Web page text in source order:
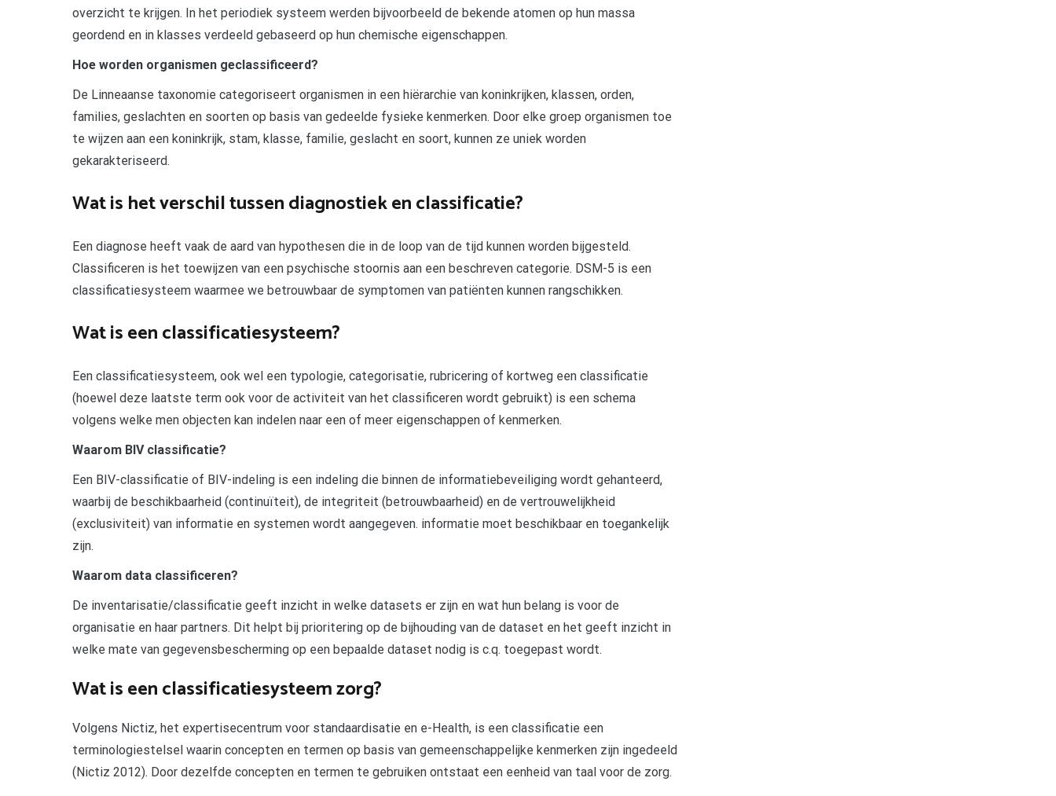
overzicht te krijgen. In het periodiek systeem werden bijvoorbeeld de bekende atomen op hun massa
geordend en in klasses verdeeld gebaseerd op hun chemische eigenschappen.
Hoe worden organismen geclassificeerd?
De Linneaanse taxonomie categoriseert organismen in een hiërarchie van koninkrijken, klassen, orden,
families, geslachten en soorten op basis van gedeelde fysieke kenmerken. Door elke groep organismen toe
te wijzen aan een koninkrijk, stam, klasse, familie, geslacht en soort, kunnen ze uniek worden
gekarakteriseerd.
Wat is het verschil tussen diagnostiek en classificatie?
Een diagnose heeft vaak de aard van hypothesen die in de loop van de tijd kunnen worden bijgesteld.
Classificeren is het toewijzen van een psychische stoornis aan een beschreven categorie. DSM-5 is een
classificatiesysteem waarmee we betrouwbaar de symptomen van patiënten kunnen rangschikken.
Wat is een classificatiesysteem?
Een classificatiesysteem, ook wel een typologie, categorisatie, rubricering of kortweg een classificatie
(hoewel deze laatste term ook voor de activiteit van het classificeren wordt gebruikt) is een schema
volgens welke men objecten kan indelen naar een of meer eigenschappen of kenmerken.
Waarom BIV classificatie?
Een BIV-classificatie of BIV-indeling is een indeling die binnen de informatiebeveiliging wordt gehanteerd,
waarbij de beschikbaarheid (continuïteit), de integriteit (betrouwbaarheid) en de vertrouwelijkheid
(exclusiviteit) van informatie en systemen wordt aangegeven. informatie moet beschikbaar en toegankelijk
zijn.
Waarom data classificeren?
De inventarisatie/classificatie geeft inzicht in welke datasets er zijn en wat hun belang is voor de
organisatie en haar partners. Dit helpt bij prioritering op de bijhouding van de dataset en het geeft inzicht in
welke mate van gegevensbescherming op een bepaalde dataset nodig is c.q. toegepast wordt.
Wat is een classificatiesysteem zorg?
Volgens Nictiz, het expertisecentrum voor standaardisatie en e-Health, is een classificatie een
terminologiestelsel waarin concepten en termen op basis van gemeenschappelijke kenmerken zijn ingedeeld
(Nictiz 2012). Door dezelfde concepten en termen te gebruiken ontstaat een eenheid van taal voor de zorg.